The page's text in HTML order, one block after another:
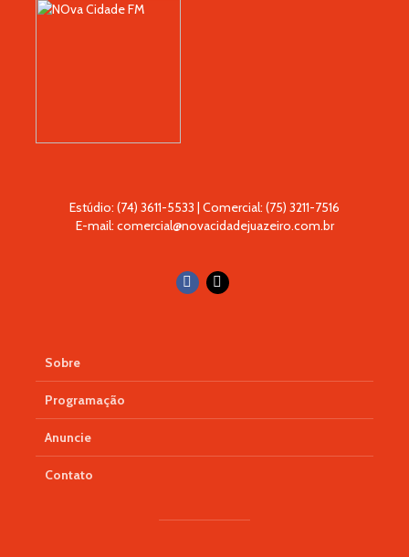
Estúdio: (74) 3611-5533 | Comercial: (75) 3211-7516
E-mail: comercial@novacidadejuazeiro.com.br
Sobre
Programação
Anuncie
Contato